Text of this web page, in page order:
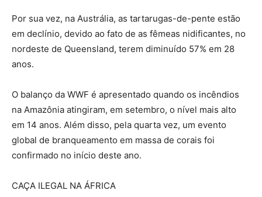
Por sua vez, na Austrália, as tartarugas-de-pente estão
em declínio, devido ao fato de as fêmeas nidificantes, no
nordeste de Queensland, terem diminuído 57% em 28
anos.
O balanço da WWF é apresentado quando os incêndios
na Amazônia atingiram, em setembro, o nível mais alto
em 14 anos. Além disso, pela quarta vez, um evento
global de branqueamento em massa de corais foi
confirmado no início deste ano.
CAÇA ILEGAL NA ÁFRICA